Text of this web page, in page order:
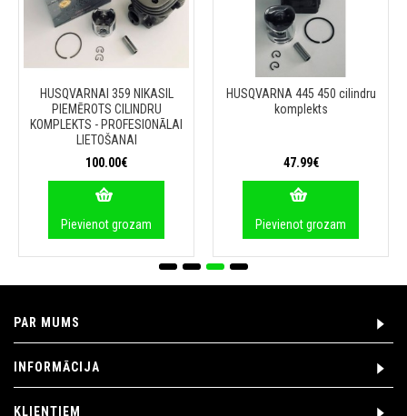
HUSQVARNAI 359 NIKASIL
PIEMĒROTS CILINDRU
KOMPLEKTS - PROFESIONĀLAI
LIETOŠANAI
100.00€
Pievienot grozam
HUSQVARNA 445 450 cilindru
komplekts
47.99€
Pievienot grozam
PAR MUMS
INFORMĀCIJA
KLIENTIEM